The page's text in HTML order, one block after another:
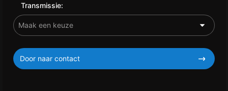
Transmissie:
Door naar contact